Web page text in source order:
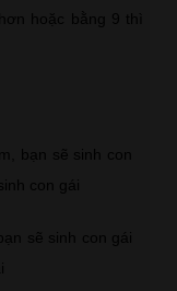
hoặc bằng 9 thì
bạn sẽ sinh con
con gái
sẽ sinh con gái